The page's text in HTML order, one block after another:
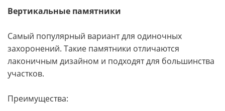
Вертикальные памятники
Самый популярный вариант для одиночных
захоронений. Такие памятники отличаются
лаконичным дизайном и подходят для большинства
участков.
Преимущества: